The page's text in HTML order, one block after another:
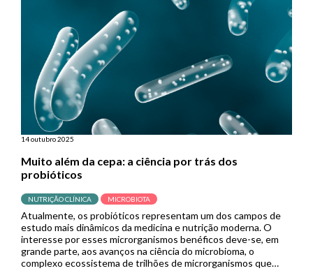
14 outubro 2025
Muito além da cepa: a ciência por trás dos
probióticos
NUTRIÇÃO CLÍNICA MICROBIOTA
Atualmente, os probióticos representam um dos campos de
estudo mais dinâmicos da medicina e nutrição moderna. O
interesse por esses microrganismos benéficos deve-se, em
grande parte, aos avanços na ciência do microbioma, o
complexo ecossistema de trilhões de microrganismos que